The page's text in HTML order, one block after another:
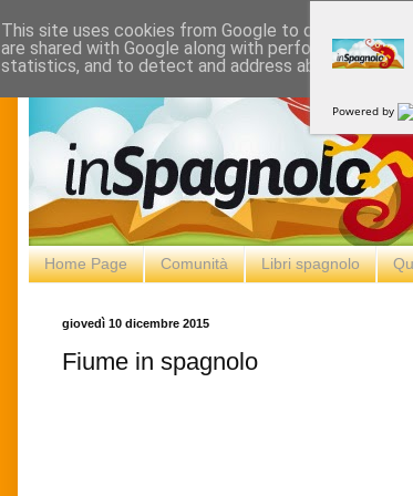
Home Page Comunità Libri spagnolo
giovedì 10 dicembre 2015
Fiume in spagnolo
This site uses cookies from Google to deliver its
are shared with Google along with performance
statistics, and to detect and address abuse.
Powered by